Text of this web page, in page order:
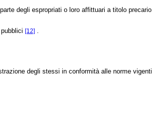
degli espropriati o loro affittuari a titolo precario
[12] .
degli stessi in conformità alle norme vigenti